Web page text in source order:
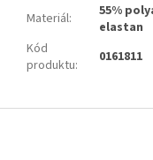
Materiál:
55%
elastan
Kód
produktu: 0161811